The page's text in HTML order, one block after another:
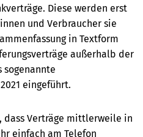
Diese werden erst
und Verbraucher sie
in Textform
außerhalb der
sogenannte
eingeführt.
dass Verträge mittlerweile in
einfach am Telefon